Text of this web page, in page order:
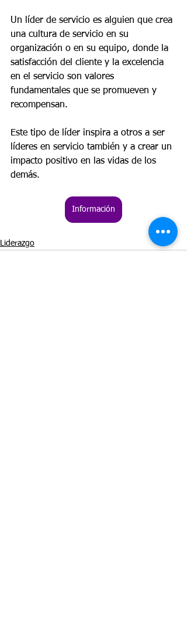
Un líder de servicio es alguien que crea
una cultura de servicio en su
organización o en su equipo, donde la
satisfacción del cliente y la excelencia
en el servicio son valores
fundamentales que se promueven y
recompensan.
Este tipo de líder inspira a otros a ser
líderes en servicio también y a crear un
impacto positivo en las vidas de los
demás.
Información
Liderazgo